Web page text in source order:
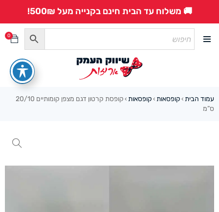
🚚 משלוח עד הבית חינם בקנייה מעל 500₪!
0
עמוד הבית › קופסאות › קופסאות ›
קופסת קרטון דגם מצפן קומותיים 20/10
ס”מ